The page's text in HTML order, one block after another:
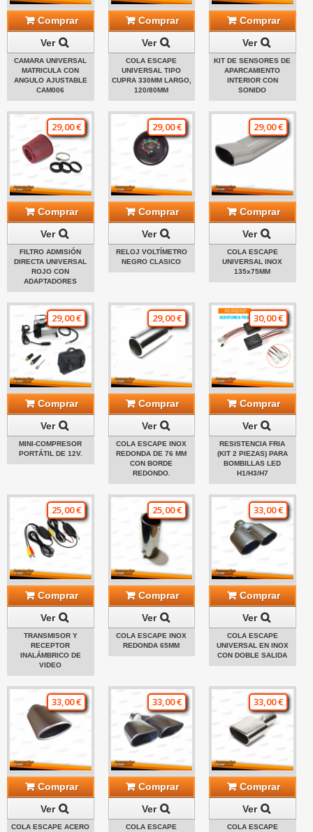
Comprar
Ver
CAMARA UNIVERSAL
MATRICULA CON
ANGULO AJUSTABLE
CAM006
Comprar
Ver
COLA ESCAPE
UNIVERSAL TIPO
CUPRA 330MM LARGO,
120/80MM
Comprar
Ver
KIT DE SENSORES DE
APARCAMIENTO
INTERIOR CON
SONIDO
29,00 €
Comprar
Ver
FILTRO ADMISIÓN
DIRECTA UNIVERSAL
ROJO CON
ADAPTADORES
29,00 €
Comprar
Ver
RELOJ VOLTÍMETRO
NEGRO CLASICO
29,00 €
Comprar
Ver
COLA ESCAPE
UNIVERSAL INOX
135x75MM
29,00 €
Comprar
Ver
MINI-COMPRESOR
PORTÁTIL DE 12V.
29,00 €
Comprar
Ver
COLA ESCAPE INOX
REDONDA DE 76 MM
CON BORDE
REDONDO.
30,00 €
Comprar
Ver
RESISTENCIA FRIA
(KIT 2 PIEZAS) PARA
BOMBILLAS LED
H1/H3/H7
25,00 €
Comprar
Ver
TRANSMISOR Y
RECEPTOR
INALÁMBRICO DE
VIDEO
25,00 €
Comprar
Ver
COLA ESCAPE INOX
REDONDA 65MM
33,00 €
Comprar
Ver
COLA ESCAPE
UNIVERSAL EN INOX
CON DOBLE SALIDA
33,00 €
Comprar
Ver
COLA ESCAPE ACERO
33,00 €
Comprar
Ver
COLA ESCAPE
33,00 €
Comprar
Ver
COLA ESCAPE